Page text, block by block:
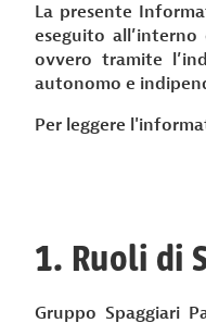
La presente
eseguito
ovvero tramite
autonomo e
Per leggere
1. Ruoli di
Gruppo Spaggiari